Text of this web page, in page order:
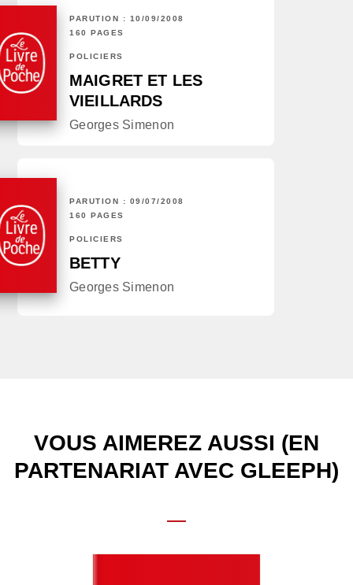
PARUTION : 10/09/2008
160 PAGES
POLICIERS
MAIGRET ET LES
VIEILLARDS
Georges Simenon
PARUTION : 09/07/2008
160 PAGES
POLICIERS
BETTY
Georges Simenon
VOUS AIMEREZ AUSSI (EN
PARTENARIAT AVEC GLEEPH)